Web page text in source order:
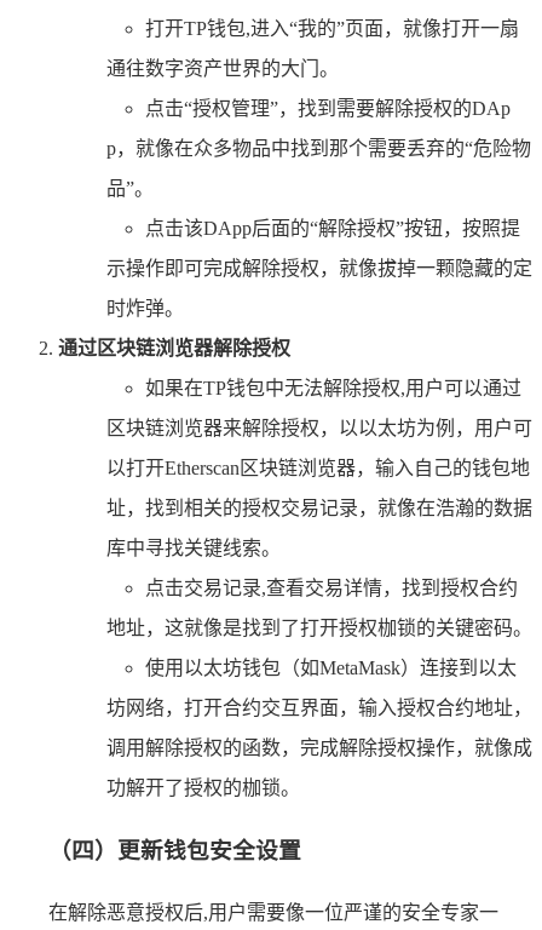
打开TP钱包,进入“我的”页面，就像打开一扇
通往数字资产世界的大门。
点击“授权管理”，找到需要解除授权的DAp
p，就像在众多物品中找到那个需要丢弃的“危险物
品”。
点击该DApp后面的“解除授权”按钮，按照提
示操作即可完成解除授权，就像拔掉一颗隐藏的定
时炸弹。
通过区块链浏览器解除授权
如果在TP钱包中无法解除授权,用户可以通过
区块链浏览器来解除授权，以以太坊为例，用户可
以打开Etherscan区块链浏览器，输入自己的钱包地
址，找到相关的授权交易记录，就像在浩瀚的数据
库中寻找关键线索。
点击交易记录,查看交易详情，找到授权合约
地址，这就像是找到了打开授权枷锁的关键密码。
使用以太坊钱包（如MetaMask）连接到以太
坊网络，打开合约交互界面，输入授权合约地址，
调用解除授权的函数，完成解除授权操作，就像成
功解开了授权的枷锁。
（四）更新钱包安全设置
在解除恶意授权后,用户需要像一位严谨的安全专家一